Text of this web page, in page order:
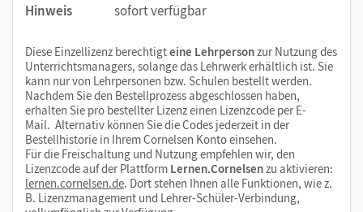
Hinweis
sofort verfügbar
Diese Einzellizenz berechtigteine Lehrpersonzur Nutzung des
Unterrichtsmanagers, solange das Lehrwerk erhältlich ist. Sie
kann nur von Lehrpersonen bzw. Schulen bestellt werden.
Nachdem Sie den Bestellprozess abgeschlossen haben,
erhalten Sie pro bestellter Lizenz einen Lizenzcode per E-
Mail. Alternativ können Sie die Codes jederzeit in der
Bestellhistorie in Ihrem Cornelsen Konto einsehen.
Für die Freischaltung und Nutzung empfehlen wir, den
Lizenzcode auf der Plattform Lernen.Cornelsenzu aktivieren:
lernen.cornelsen.de. Dort stehen Ihnen alle Funktionen, wie z.
B. Lizenzmanagement und Lehrer-Schüler-Verbindung,